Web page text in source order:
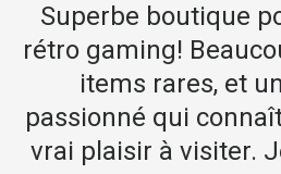
Superbe boutique
rétro gaming!
items rares, et
passionné qui
vrai plaisir à visiter.